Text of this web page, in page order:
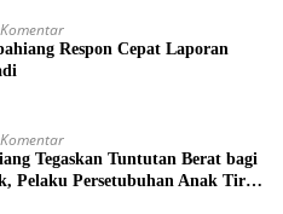
Respon Cepat Laporan
Tegaskan Tuntutan Berat bagi
Pelaku Persetubuhan Anak Tiri